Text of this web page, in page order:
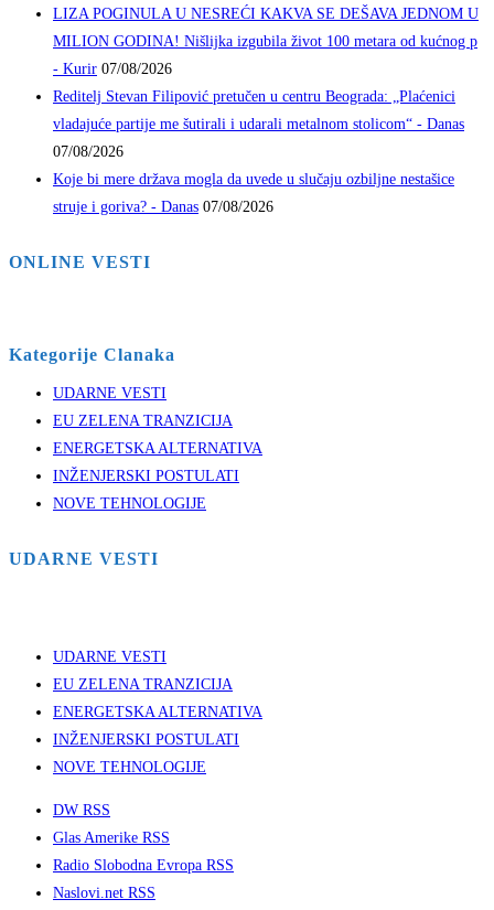
LIZA POGINULA U NESREĆI KAKVA SE DEŠAVA JEDNOM U
MILION GODINA! Nišlijka izgubila život 100 metara od kućnog p
- Kurir 07/08/2026
Reditelj Stevan Filipović pretučen u centru Beograda: „Plaćenici
vladajuće partije me šutirali i udarali metalnom stolicom“ - Danas
07/08/2026
Koje bi mere država mogla da uvede u slučaju ozbiljne nestašice
struje i goriva? - Danas 07/08/2026
ONLINE VESTI
Kategorije Clanaka
UDARNE VESTI
EU ZELENA TRANZICIJA
ENERGETSKA ALTERNATIVA
INŽENJERSKI POSTULATI
NOVE TEHNOLOGIJE
UDARNE VESTI
UDARNE VESTI
EU ZELENA TRANZICIJA
ENERGETSKA ALTERNATIVA
INŽENJERSKI POSTULATI
NOVE TEHNOLOGIJE
DW RSS
Glas Amerike RSS
Radio Slobodna Evropa RSS
Naslovi.net RSS